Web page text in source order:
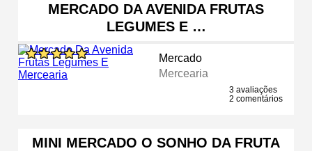
MERCADO DA AVENIDA FRUTAS
LEGUMES E …
Mercado
Mercearia
3 avaliações
2 comentários
MINI MERCADO O SONHO DA FRUTA